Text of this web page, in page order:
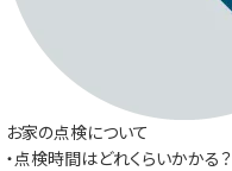
お家の点検について
・点検時間はどれくらいかかる？